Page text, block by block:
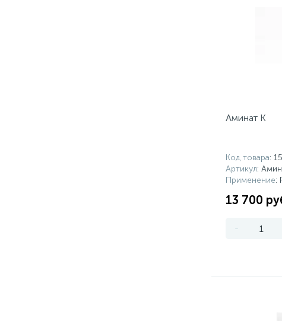
Аминат К
Код товара:
Артикул:
Применение:
13 700
-